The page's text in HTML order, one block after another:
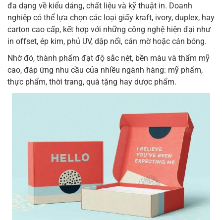
đa dạng về kiểu dáng, chất liệu và kỹ thuật in. Doanh
nghiệp có thể lựa chọn các loại giấy kraft, ivory, duplex, hay
carton cao cấp, kết hợp với những công nghệ hiện đại như
in offset, ép kim, phủ UV, dập nổi, cán mờ hoặc cán bóng.
Nhờ đó, thành phẩm đạt độ sắc nét, bền màu và thẩm mỹ
cao, đáp ứng nhu cầu của nhiều ngành hàng: mỹ phẩm,
thực phẩm, thời trang, quà tặng hay dược phẩm.